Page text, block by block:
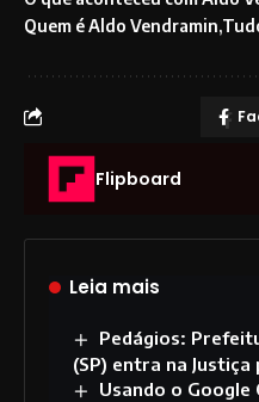
Quem é Aldo Vendramin
Flipboard
Leia mais
Pedágios:
(SP) entra na
Usando o Google